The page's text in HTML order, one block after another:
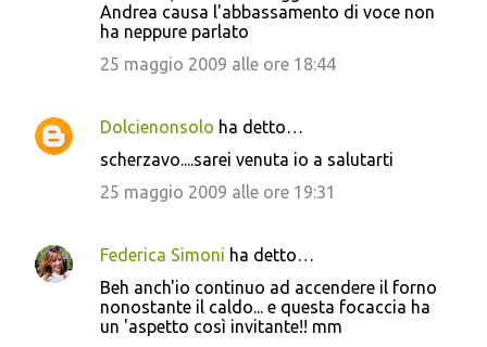
Andrea causa l'abbassamento di voce non
ha neppure parlato
25 maggio 2009 alle ore 18:44
Dolcienonsolo ha detto…
scherzavo....sarei venuta io a salutarti
25 maggio 2009 alle ore 19:31
Federica Simoni ha detto…
Beh anch'io continuo ad accendere il forno
nonostante il caldo... e questa focaccia ha
un 'aspetto così invitante!! mm